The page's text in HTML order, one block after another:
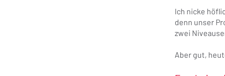
Ich nicke
denn unser
zwei
Aber gut,